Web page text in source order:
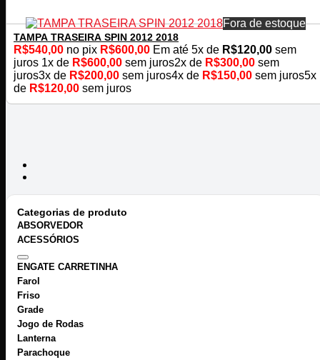
Fora de estoque
TAMPA TRASEIRA SPIN 2012 2018
R$540,00 no pix R$600,00 Em até 5x de R$120,00 sem
juros 1x de R$600,00 sem juros2x de R$300,00 sem
juros3x de R$200,00 sem juros4x de R$150,00 sem juros5x
de R$120,00 sem juros
Categorias de produto
ABSORVEDOR
ACESSÓRIOS
ENGATE CARRETINHA
Farol
Friso
Grade
Jogo de Rodas
Lanterna
Parachoque